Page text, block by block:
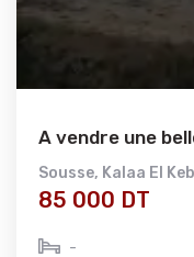
A vendre une
Sousse, Kalaa El
85 000 DT
-